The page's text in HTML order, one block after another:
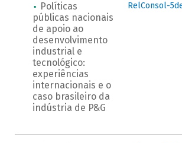
Políticas
públicas nacionais
de apoio ao
desenvolvimento
industrial e
tecnológico:
experiências
internacionais e o
caso brasileiro da
indústria de P&G
RelConsol-